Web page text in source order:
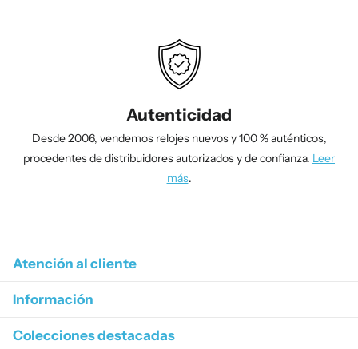
Autenticidad
Desde 2006, vendemos relojes nuevos y 100 % auténticos,
procedentes de distribuidores autorizados y de confianza. Leer
más.
Atención al cliente
Información
Colecciones destacadas